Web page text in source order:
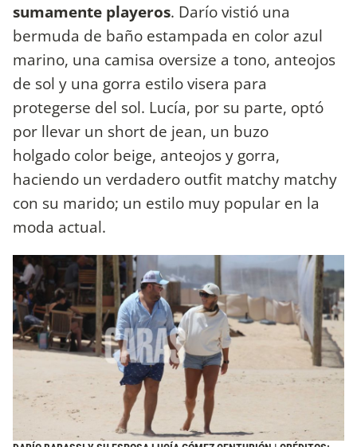
sumamente playeros. Darío vistió una
bermuda de baño estampada en color azul
marino, una camisa oversize a tono, anteojos
de sol y una gorra estilo visera para
protegerse del sol. Lucía, por su parte, optó
por llevar un short de jean, un buzo
holgado color beige, anteojos y gorra,
haciendo un verdadero outfit matchy matchy
con su marido; un estilo muy popular en la
moda actual.